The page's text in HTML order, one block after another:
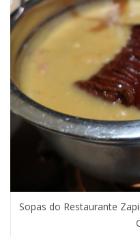
Sopas do Restaurante